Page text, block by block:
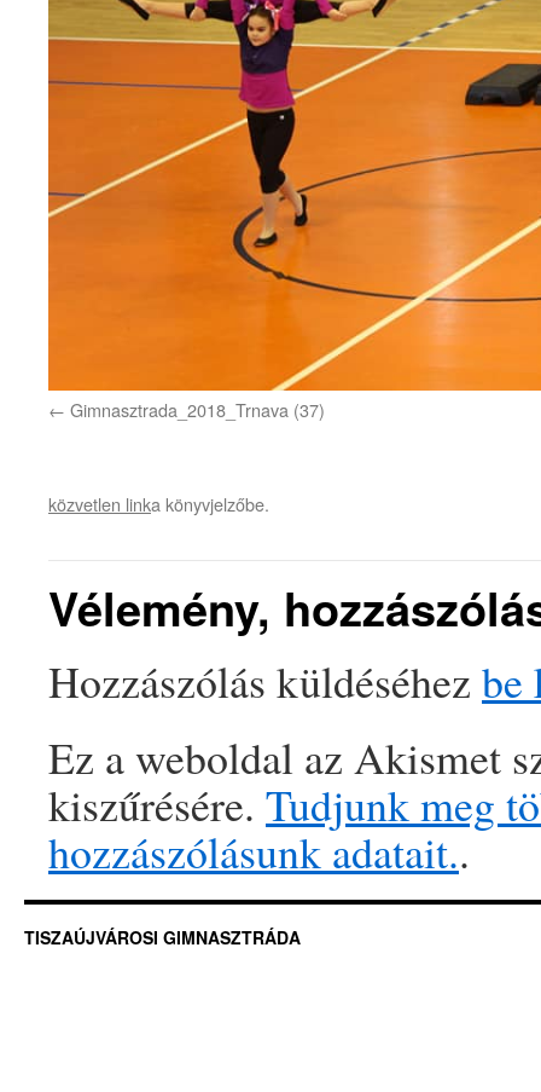
Gimnasztrada_2018_Trnava (37)
közvetlen linka könyvjelzőbe.
Vélemény,
Hozzászólás küldéséhez be
Ez a weboldal az Akismet
kiszűrésére. Tudjunk meg
hozzászólásunk adatait..
TISZAÚJVÁROSI GIMNASZTRÁDA